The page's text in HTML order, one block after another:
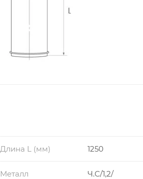
Длина L (мм) 1250
Металл Ч.С/1,2/